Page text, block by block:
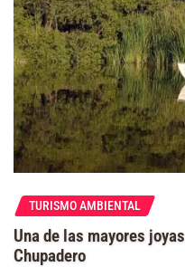
TURISMO AMBIENTAL
Una de las mayores
Chupadero